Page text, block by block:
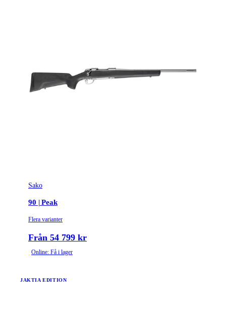
Sako
90 | Peak
Flera varianter
Från 54 799 kr
Online: Få i lager
JAKTIA EDITION